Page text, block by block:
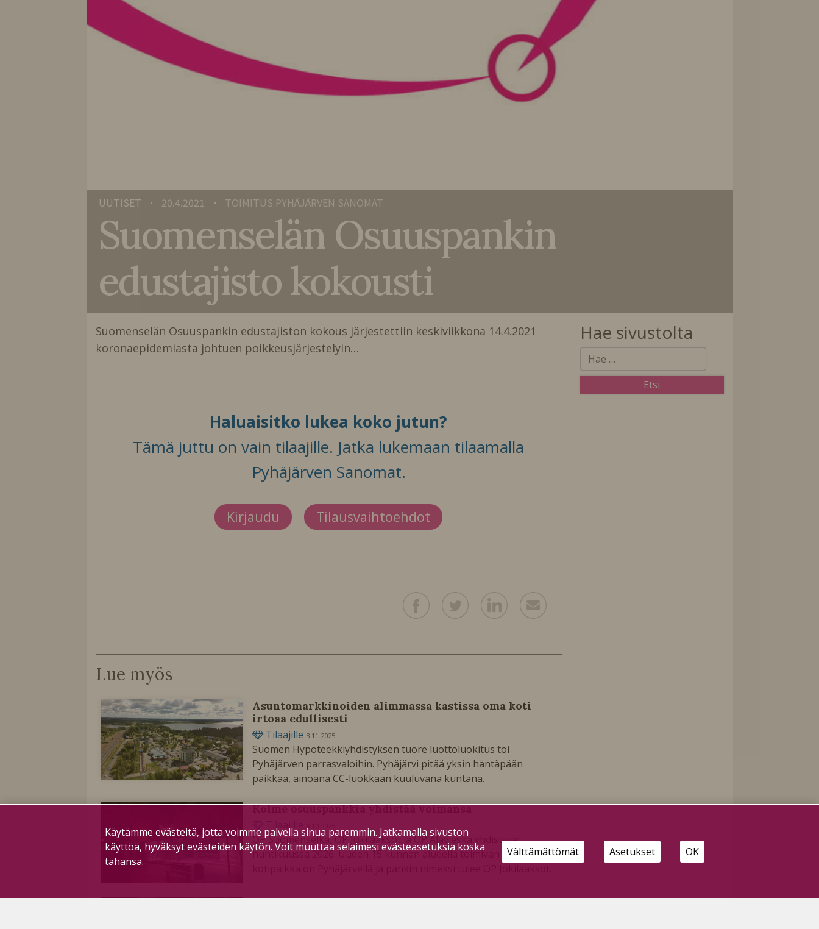
UUTISET • 20.4.2021 • TOIMITUS PYHÄJÄRVEN SANOMAT
Suomenselän Osuuspankin
edustajisto kokousti
Suomenselän Osuuspankin edustajiston kokous järjestettiin keskiviikkona 14.4.2021
koronaepidemiasta johtuen poikkeusjärjestelyin…
Haluaisitko lukea koko jutun?
Tämä juttu on vain tilaajille. Jatka lukemaan tilaamalla
Pyhäjärven Sanomat.
Kirjaudu Tilausvaihtoehdot
Lue myös
Asuntomarkkinoiden alimmassa kastissa oma koti
irtoaa edullisesti
Tilaajille 3.11.2025
Suomen Hypoteekkiyhdistyksen tuore luottoluokitus toi
Pyhäjärven parrasvaloihin. Pyhäjärvi pitää yksin häntäpään
paikkaa, ainoana CC-luokkaan kuuluvana kuntana.
Kolme osuuspankkia yhdistää voimansa
OP Suomenselkä, OP Jokilaaksot ja OP Alavieska yhdistyvät
huhtikuussa 2026. Uuden 15 kunnan alueella toimivan pankin
Hae sivustolta
Käytämme evästeitä, jotta voimme palvella sinua paremmin. Jatkamalla sivuston
käyttöä, hyväksyt evästeiden käytön. Voit muuttaa selaimesi evästeasetuksia koska
tahansa.
Välttämättömät Asetukset OK